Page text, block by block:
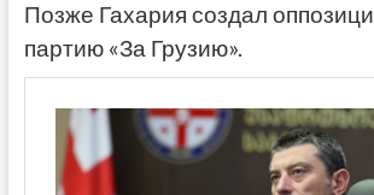
Позже Гахария создал
партию «За Грузию».